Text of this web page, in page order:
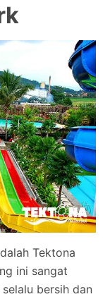
Tektona
ini sangat
bersih dan